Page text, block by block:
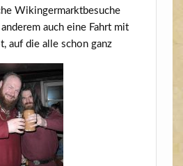
Wikin­ger­markt­be­su­che
auch eine Fahrt mit
auf die alle schon ganz